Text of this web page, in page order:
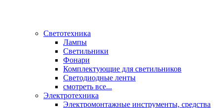
Светотехника
Лампы
Светильники
Фонари
Комплектующие для светильников
Светодиодные ленты
смотреть все...
Электротехника
Электромонтажные инструменты, средства